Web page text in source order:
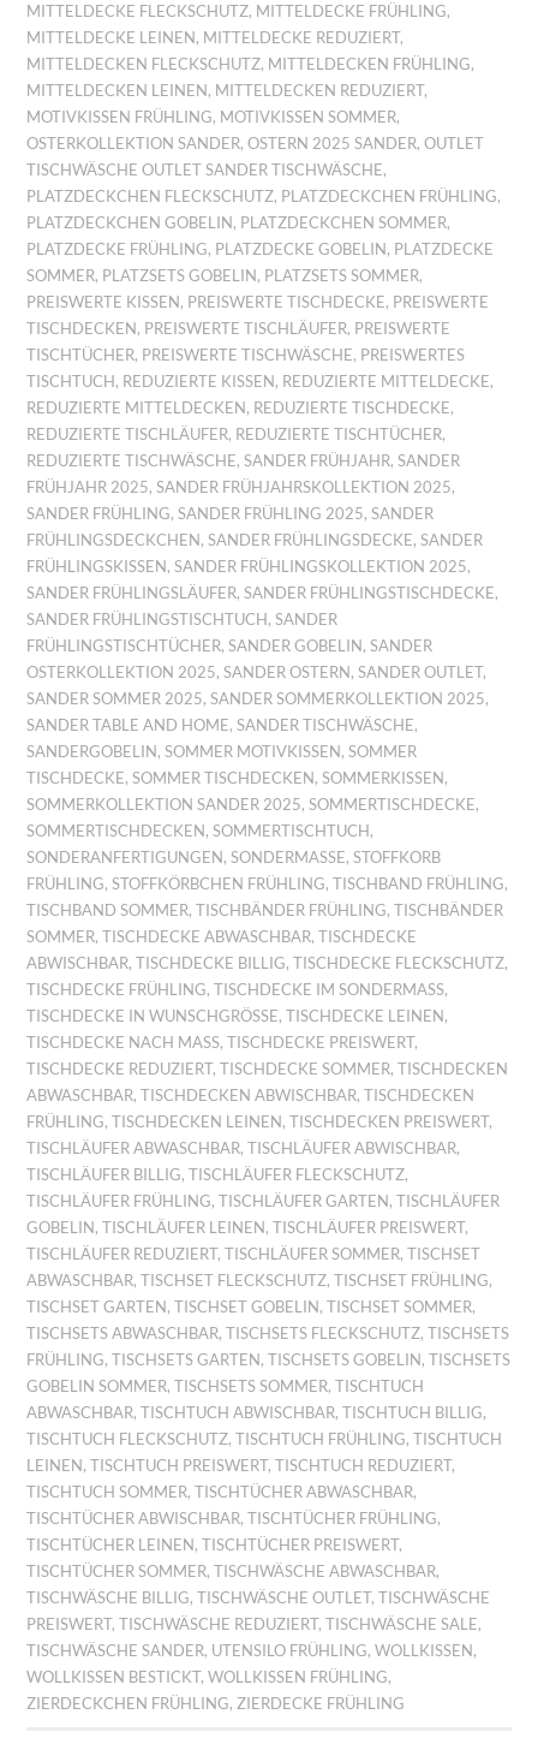
MITTELDECKE FLECKSCHUTZ, MITTELDECKE FRÜHLING,
MITTELDECKE LEINEN , MITTELDECKE REDUZIERT,
MITTELDECKEN FLECKSCHUTZ, MITTELDECKEN FRÜHLING,
MITTELDECKEN LEINEN , MITTELDECKEN REDUZIERT,
MOTIVKISSEN FRÜHLING, MOTIVKISSEN SOMMER,
OSTERKOLLEKTION SANDER,OSTERN 2025 SANDER,OUTLET
TISCHWÄSCHE OUTLET SANDER TISCHWÄSCHE,
PLATZDECKCHEN FLECKSCHUTZ, PLATZDECKCHEN FRÜHLING,
PLATZDECKCHEN GOBELIN , PLATZDECKCHEN SOMMER,
PLATZDECKE FRÜHLING, PLATZDECKE GOBELIN , PLATZDECKE
SOMMER, PLATZSETS GOBELIN , PLATZSETS SOMMER,
PREISWERTE KISSEN , PREISWERTE TISCHDECKE, PREISWERTE
TISCHDECKEN , PREISWERTE TISCHLÄUFER, PREISWERTE
TISCHTÜCHER, PREISWERTE TISCHWÄSCHE, PREISWERTES
TISCHTUCH , REDUZIERTE KISSEN , REDUZIERTE MITTELDECKE,
REDUZIERTE MITTELDECKEN , REDUZIERTE TISCHDECKE,
REDUZIERTE TISCHLÄUFER, REDUZIERTE TISCHTÜCHER,
REDUZIERTE TISCHWÄSCHE,SANDER FRÜHJAHR,SANDER
FRÜHJAHR 2025,SANDER FRÜHJAHRSKOLLEKTION 2025,
SANDER FRÜHLING,SANDER FRÜHLING 2025,SANDER
FRÜHLINGSDECKCHEN ,SANDER FRÜHLINGSDECKE,SANDER
FRÜHLINGSKISSEN ,SANDER FRÜHLINGSKOLLEKTION 2025,
SANDER FRÜHLINGSLÄUFER,SANDER FRÜHLINGSTISCHDECKE,
SANDER FRÜHLINGSTISCHTUCH ,SANDER
FRÜHLINGSTISCHTÜCHER,SANDER GOBELIN ,SANDER
OSTERKOLLEKTION 2025,SANDER OSTERN ,SANDER OUTLET,
SANDER SOMMER 2025,SANDER SOMMERKOLLEKTION 2025,
SANDER TABLE AND HOME,SANDER TISCHWÄSCHE,
SANDERGOBELIN ,SOMMER MOTIVKISSEN ,SOMMER
TISCHDECKE,SOMMER TISCHDECKEN ,SOMMERKISSEN ,
SOMMERKOLLEKTION SANDER 2025,SOMMERTISCHDECKE,
SOMMERTISCHDECKEN ,SOMMERTISCHTUCH ,
SONDERANFERTIGUNGEN ,SONDERMASSE ,STOFFKORB
FRÜHLING,STOFFKÖRBCHEN FRÜHLING,TISCHBAND FRÜHLING,
TISCHBAND SOMMER,TISCHBÄNDER FRÜHLING,TISCHBÄNDER
SOMMER,TISCHDECKE ABWASCHBAR,TISCHDECKE
ABWISCHBAR,TISCHDECKE BILLIG,TISCHDECKE FLECKSCHUTZ,
TISCHDECKE FRÜHLING,TISCHDECKE IM SONDERMASS ,
TISCHDECKE IN WUNSCHGRÖSSE ,TISCHDECKE LEINEN ,
TISCHDECKE NACH MASS ,TISCHDECKE PREISWERT,
TISCHDECKE REDUZIERT,TISCHDECKE SOMMER,TISCHDECKEN
ABWASCHBAR,TISCHDECKEN ABWISCHBAR,TISCHDECKEN
FRÜHLING,TISCHDECKEN LEINEN ,TISCHDECKEN PREISWERT,
TISCHLÄUFER ABWASCHBAR,TISCHLÄUFER ABWISCHBAR,
TISCHLÄUFER BILLIG,TISCHLÄUFER FLECKSCHUTZ,
TISCHLÄUFER FRÜHLING,TISCHLÄUFER GARTEN ,TISCHLÄUFER
GOBELIN ,TISCHLÄUFER LEINEN ,TISCHLÄUFER PREISWERT,
TISCHLÄUFER REDUZIERT,TISCHLÄUFER SOMMER,TISCHSET
ABWASCHBAR,TISCHSET FLECKSCHUTZ,TISCHSET FRÜHLING,
TISCHSET GARTEN ,TISCHSET GOBELIN ,TISCHSET SOMMER,
TISCHSETS ABWASCHBAR,TISCHSETS FLECKSCHUTZ,TISCHSETS
FRÜHLING,TISCHSETS GARTEN ,TISCHSETS GOBELIN ,TISCHSETS
GOBELIN SOMMER,TISCHSETS SOMMER,TISCHTUCH
ABWASCHBAR,TISCHTUCH ABWISCHBAR,TISCHTUCH BILLIG,
TISCHTUCH FLECKSCHUTZ,TISCHTUCH FRÜHLING,TISCHTUCH
LEINEN ,TISCHTUCH PREISWERT,TISCHTUCH REDUZIERT,
TISCHTUCH SOMMER,TISCHTÜCHER ABWASCHBAR,
TISCHTÜCHER ABWISCHBAR,TISCHTÜCHER FRÜHLING,
TISCHTÜCHER LEINEN ,TISCHTÜCHER PREISWERT,
TISCHTÜCHER SOMMER,TISCHWÄSCHE ABWASCHBAR,
TISCHWÄSCHE BILLIG,TISCHWÄSCHE OUTLET,TISCHWÄSCHE
PREISWERT,TISCHWÄSCHE REDUZIERT,TISCHWÄSCHE SALE,
TISCHWÄSCHE SANDER, UTENSILO FRÜHLING,WOLLKISSEN ,
WOLLKISSEN BESTICKT,WOLLKISSEN FRÜHLING,
ZIERDECKCHEN FRÜHLING, ZIERDECKE FRÜHLING